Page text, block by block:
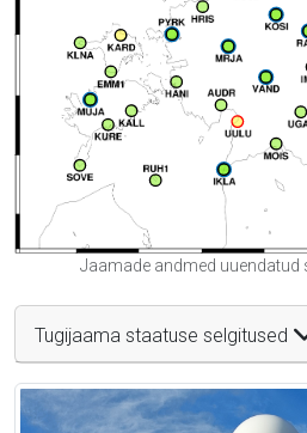
Jaamade andmed uuendatud
Tugijaama staatuse selgitused